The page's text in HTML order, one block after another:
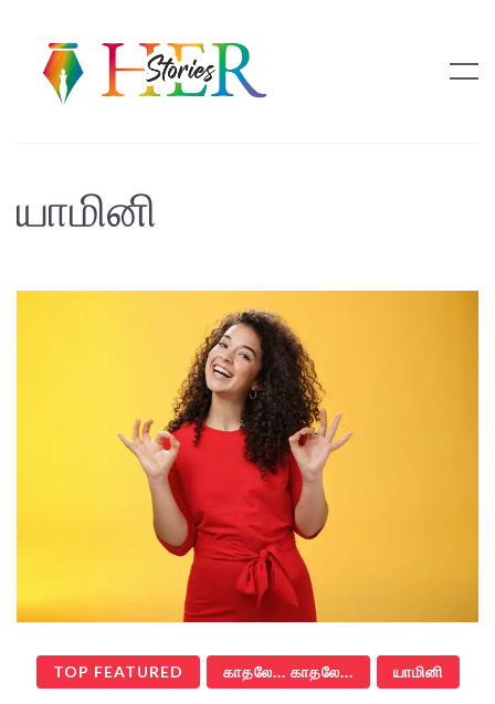
யாமினி
TOP FEATURED காதலே... காதலே... யாமினி